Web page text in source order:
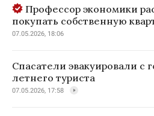
Профессор экономики
покупать собственную
07.05.2026, 18:06
Спасатели эвакуировали с
летнего туриста
07.05.2026, 17:58